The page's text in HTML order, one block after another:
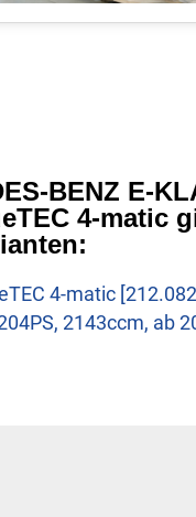
BENZ E-
4-matic
4-matic
2143ccm, ab